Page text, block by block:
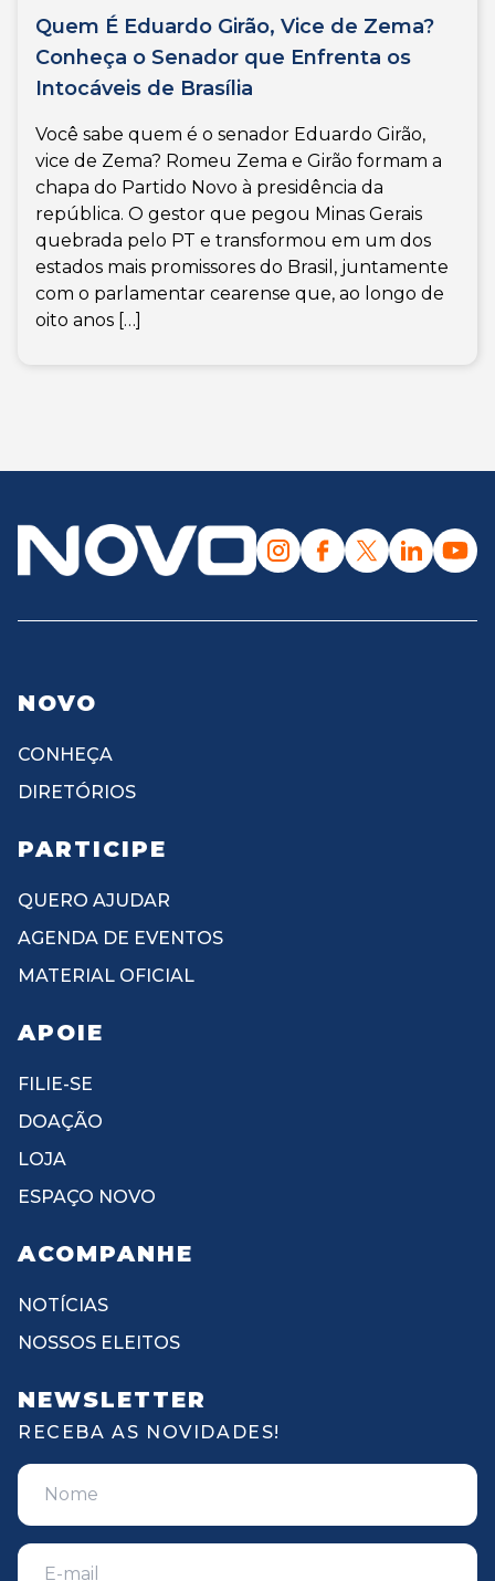
Quem É Eduardo Girão, Vice de Zema?
Conheça o Senador que Enfrenta os
Intocáveis de Brasília
Você sabe quem é o senador Eduardo Girão,
vice de Zema? Romeu Zema e Girão formam a
chapa do Partido Novo à presidência da
república. O gestor que pegou Minas Gerais
quebrada pelo PT e transformou em um dos
estados mais promissores do Brasil, juntamente
com o parlamentar cearense que, ao longo de
oito anos […]
NOVO
CONHEÇA
DIRETÓRIOS
PARTICIPE
QUERO AJUDAR
AGENDA DE EVENTOS
MATERIAL OFICIAL
APOIE
FILIE-SE
DOAÇÃO
LOJA
ESPAÇO NOVO
ACOMPANHE
NOTÍCIAS
NOSSOS ELEITOS
NEWSLETTER
RECEBA AS NOVIDADES!